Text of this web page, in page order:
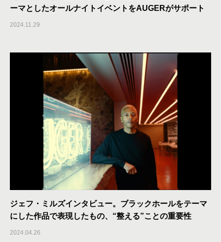
ーマとしたオールナイトイベントをAUGERがサポート
2024.11.29
ジェフ・ミルズインタビュー。ブラックホールをテーマ
にした作品で表現したもの、“整える”ことの重要性
2024.04.26